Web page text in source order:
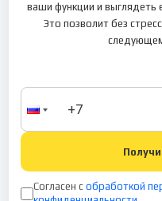
ваши функции и выглядеть
Это позволит без
Согласен с обработкой